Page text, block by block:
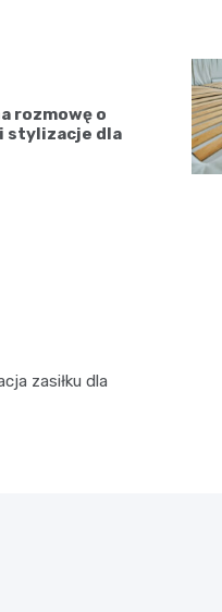
rozmowę o
stylizacje dla
zasiłku dla